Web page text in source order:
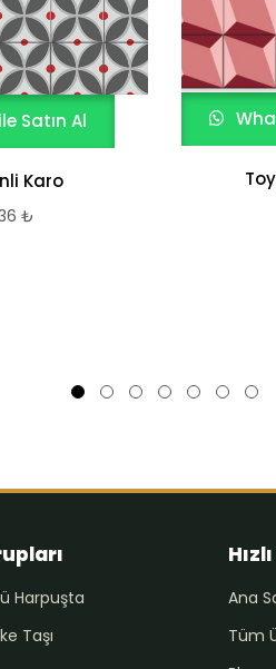
Satın Al
Karo
₺
Harpuşta
Taşı
Ana
Tüm